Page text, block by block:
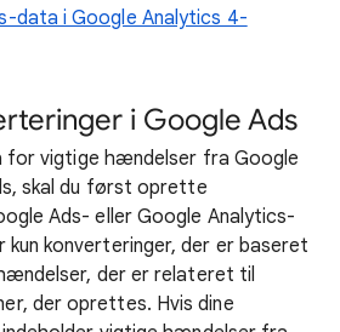
data i Google Analytics 4-
i Google Ads
for vigtige hændelser fra Google
skal du først oprette
Ads- eller Google Analytics-
konverteringer, der er baseret
der er relateret til
der oprettes. Hvis dine